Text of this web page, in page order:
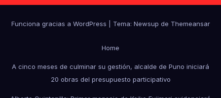
Funciona gracias a WordPress Tema: Newsup de Themeansar
Home
A cinco meses de culminar su gestión, alcalde de Puno iniciará
20 obras del presupuesto participativo